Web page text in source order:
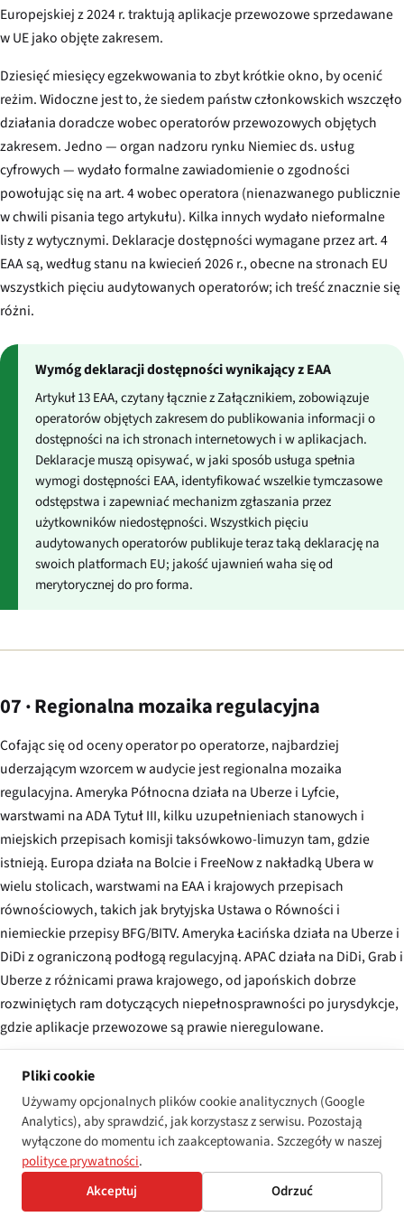
Europejskiej z 2024 r. traktują aplikacje przewozowe sprzedawane
w UE jako objęte zakresem.
Dziesięć miesięcy egzekwowania to zbyt krótkie okno, by ocenić
reżim. Widoczne jest to, że siedem państw członkowskich wszczęło
działania doradcze wobec operatorów przewozowych objętych
zakresem. Jedno — organ nadzoru rynku Niemiec ds. usług
cyfrowych — wydało formalne zawiadomienie o zgodności
powołując się na art. 4 wobec operatora (nienazwanego publicznie
w chwili pisania tego artykułu). Kilka innych wydało nieformalne
listy z wytycznymi. Deklaracje dostępności wymagane przez art. 4
EAA są, według stanu na kwiecień 2026 r., obecne na stronach EU
wszystkich pięciu audytowanych operatorów; ich treść znacznie się
różni.
Wymóg deklaracji dostępności wynikający z EAA
Artykuł 13 EAA, czytany łącznie z Załącznikiem, zobowiązuje
operatorów objętych zakresem do publikowania informacji o
dostępności na ich stronach internetowych i w aplikacjach.
Deklaracje muszą opisywać, w jaki sposób usługa spełnia
wymogi dostępności EAA, identyfikować wszelkie tymczasowe
odstępstwa i zapewniać mechanizm zgłaszania przez
użytkowników niedostępności. Wszystkich pięciu
audytowanych operatorów publikuje teraz taką deklarację na
swoich platformach EU; jakość ujawnień waha się od
merytorycznej do pro forma.
07 · Regionalna mozaika regulacyjna
Cofając się od oceny operator po operatorze, najbardziej
uderzającym wzorcem w audycie jest regionalna mozaika
regulacyjna. Ameryka Północna działa na Uberze i Lyfcie,
warstwami na ADA Tytuł III, kilku uzupełnieniach stanowych i
miejskich przepisach komisji taksówkowo-limuzyn tam, gdzie
istnieją. Europa działa na Bolcie i FreeNow z nakładką Ubera w
wielu stolicach, warstwami na EAA i krajowych przepisach
równościowych, takich jak brytyjska Ustawa o Równości i
niemieckie przepisy BFG/BITV. Ameryka Łacińska działa na Uberze i
DiDi z ograniczoną podłogą regulacyjną. APAC działa na DiDi, Grab i
Uberze z różnicami prawa krajowego, od japońskich dobrze
rozwiniętych ram dotyczących niepełnosprawności po jurysdykcje,
gdzie aplikacje przewozowe są prawie nieregulowane.
Trzy wątki regulacyjne zaciskają się jednocześnie. Pierwszy to
wskaźniki dostępności powiązane z licencjami operacyjnymi.
Działają tam, gdzie są przyjęte, ale wymagają architektury
regulacyjnej, której większość miast nie posiada. Drugi to
egzekwowanie oparte na zachowaniu w stylu DOJ-Uber —
rozstrzyganie konkretnych roszczeń i wykorzystywanie ugody do
Pliki cookie
Używamy opcjonalnych plików cookie analitycznych (Google
Analytics), aby sprawdzić, jak korzystasz z serwisu. Pozostają
wyłączone do momentu ich zaakceptowania. Szczegóły w naszej
polityce prywatności.
Akceptuj
Odrzuć